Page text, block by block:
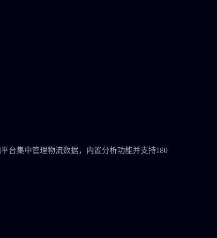
台集中管理物流数据，内置分析功能并支持180